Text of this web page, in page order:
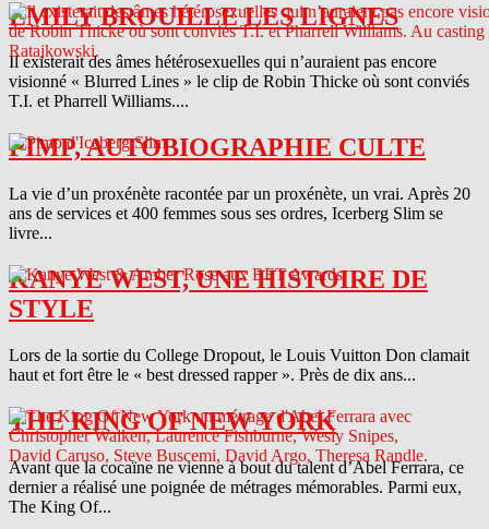
EMILY BROUILLE LES LIGNES
Il existerait des âmes hétérosexuelles qui n’auraient pas encore
visionné « Blurred Lines » le clip de Robin Thicke où sont conviés
T.I. et Pharrell Williams....
PIMP, AUTOBIOGRAPHIE CULTE
La vie d’un proxénète racontée par un proxénète, un vrai. Après 20
ans de services et 400 femmes sous ses ordres, Icerberg Slim se
livre...
KANYE WEST, UNE HISTOIRE DE
STYLE
Lors de la sortie du College Dropout, le Louis Vuitton Don clamait
haut et fort être le « best dressed rapper ». Près de dix ans...
THE KING OF NEW YORK
Avant que la cocaïne ne vienne à bout du talent d’Abel Ferrara, ce
dernier a réalisé une poignée de métrages mémorables. Parmi eux,
The King Of...